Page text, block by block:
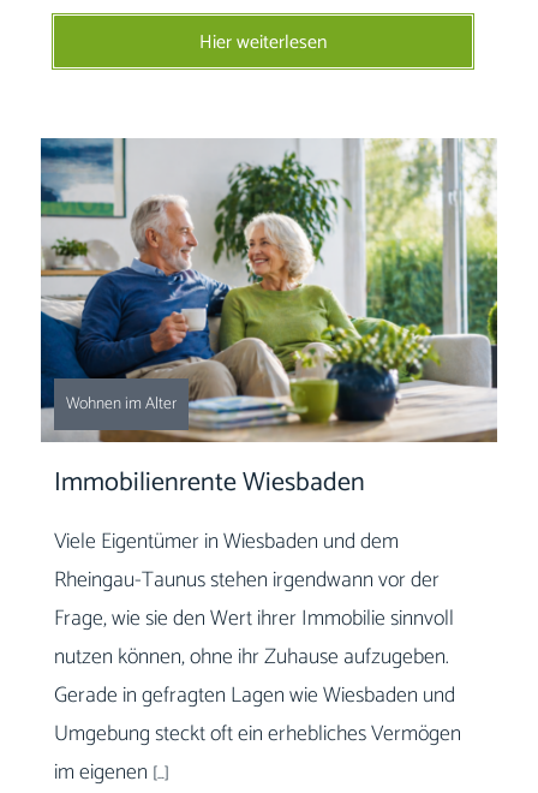
Hier weiterlesen
Wohnen im Alter
Immobilienrente Wiesbaden
Viele Eigentümer in Wiesbaden und dem
Rheingau-Taunus stehen irgendwann vor der
Frage, wie sie den Wert ihrer Immobilie sinnvoll
nutzen können, ohne ihr Zuhause aufzugeben.
Gerade in gefragten Lagen wie Wiesbaden und
Umgebung steckt oft ein erhebliches Vermögen
im eigenen […]